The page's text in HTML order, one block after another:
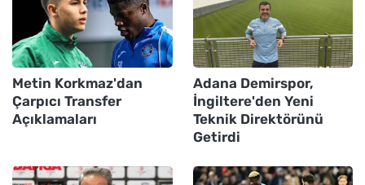
Metin Korkmaz'dan
Çarpıcı Transfer
Açıklamaları
Adana Demirspor,
İngiltere'den Yeni
Teknik Direktörünü
Getirdi